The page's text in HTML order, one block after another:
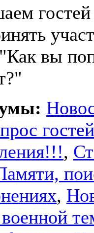
вы
,
,